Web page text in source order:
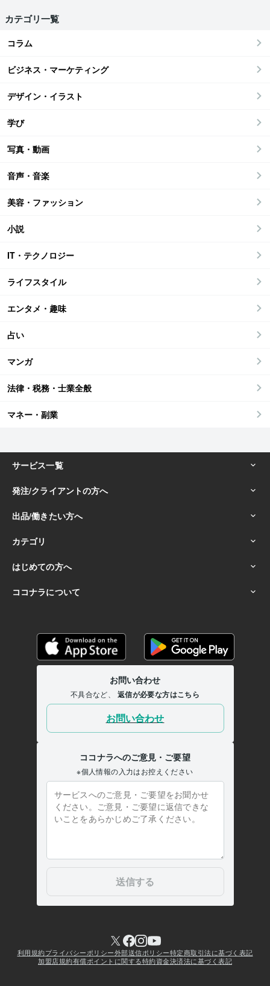
カテゴリ一覧
コラム
ビジネス・マーケティング
デザイン・イラスト
学び
写真・動画
音声・音楽
美容・ファッション
小説
IT・テクノロジー
ライフスタイル
エンタメ・趣味
占い
マンガ
法律・税務・士業全般
マネー・副業